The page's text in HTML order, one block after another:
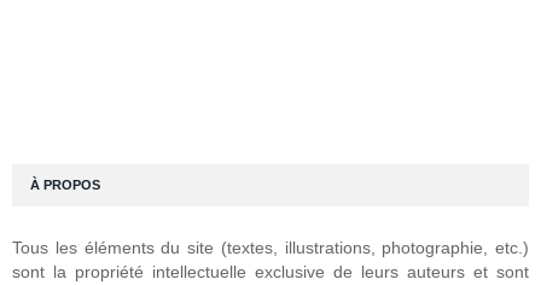
À PROPOS
Tous les éléments du site (textes, illustrations, photographie, etc.)
sont la propriété intellectuelle exclusive de leurs auteurs et sont